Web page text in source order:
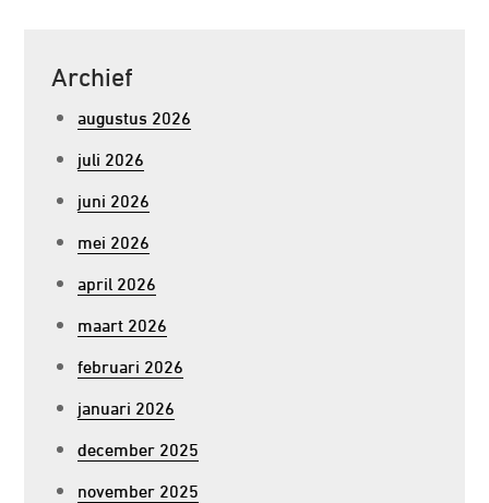
Archief
augustus 2026
juli 2026
juni 2026
mei 2026
april 2026
maart 2026
februari 2026
januari 2026
december 2025
november 2025